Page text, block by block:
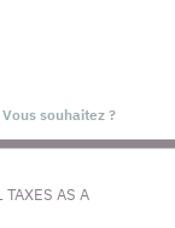
TAXES AS A